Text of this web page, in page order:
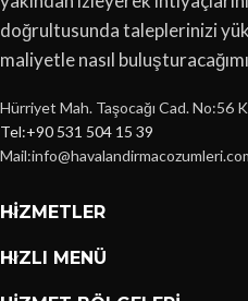
doğrultusunda taleplerinizi
maliyetle nasıl
Hürriyet Mah. Taşocağı Cad. No:56
Tel:+90 531 504 15 39
HIZMETLER
HIZLI MENÜ